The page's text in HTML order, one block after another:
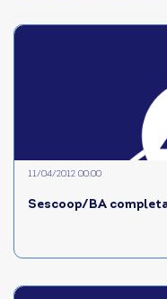
Sescoop/BA
11/04/2012 00:00